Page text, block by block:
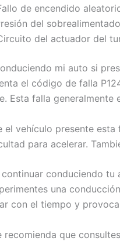
de encendido
del
del actuador del
mi auto si
el código de falla
Esta falla
el vehículo presente
para acelerar.
continuar conduciendo
una
con el tiempo y
recomienda que